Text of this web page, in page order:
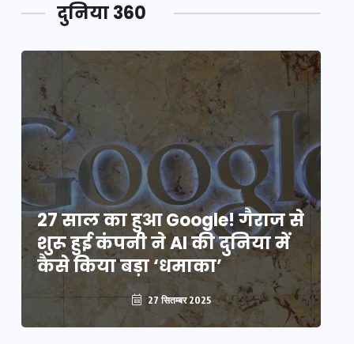
दुनिया 360
27 साल का हुआ Google! गैराज से
शुरू हुई कंपनी ने AI की दुनिया में
कैसे किया बड़ा ‘धमाका’
27 सितम्बर 2025